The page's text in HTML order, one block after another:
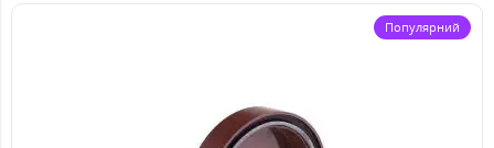
Популярний